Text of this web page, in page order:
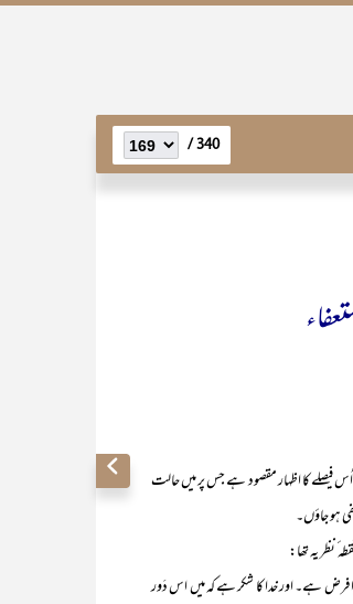
340 /
اُس فیصلے کا اظہار مقصود ہے جس پر میں حالت
ہو جاؤں۔
ہے۔ اور خدا کا شکر ہے کہ میں اس دَور